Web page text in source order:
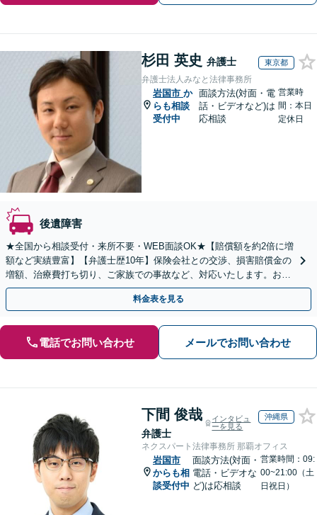
杉田 英史 弁護士 東京都
弁護士法人みなと法律事務所
岩国市 か
らも相談
受付中
面談方法(対面・電
話・ビデオなど)は
応相談
営業時
間：本日
定休日
後遺障害
★全国から相談受付・来所不要・WEB面談OK★【賠償額を約2倍に増
額など実績豊富】【弁護士歴10年】保険会社との交渉、損害賠償金の
増額、治療費打ち切り、ご家族での事故など、対応いたします。お早
めにご相談ください【初回相談・着手金無料】
料金表を見る
電話でお問い合わせ メールでお問い合わせ
下間 俊哉
弁護士
インタビュ
ーを見る
沖縄県
ネクスパート法律事務所 那覇オフィス
岩国市
からも相
談受付中
面談方法(対面・
電話・ビデオな
ど)は応相談
営業時間：09:
00~21:00（土
日祝日）